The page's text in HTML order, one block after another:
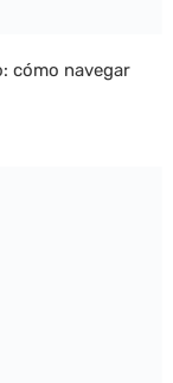
cómo navegar